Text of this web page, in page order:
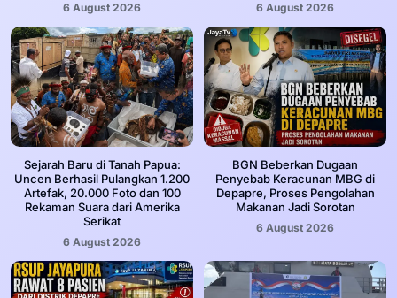
6 August 2026 6 August 2026
Sejarah Baru di Tanah Papua:
Uncen Berhasil Pulangkan 1.200
Artefak, 20.000 Foto dan 100
Rekaman Suara dari Amerika
Serikat
6 August 2026
BGN Beberkan Dugaan
Penyebab Keracunan MBG di
Depapre, Proses Pengolahan
Makanan Jadi Sorotan
6 August 2026